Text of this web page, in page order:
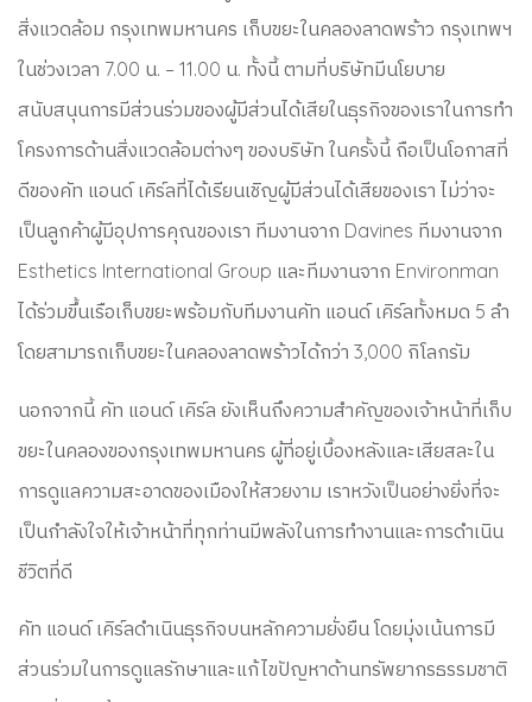
สิ่งแวดล้อม กรุงเทพมหานคร เก็บขยะในคลองลาดพร้าว กรุงเทพฯ
ในช่วงเวลา 7.00 น. – 11.00 น. ทั้งนี้ ตามที่บริษัทมีนโยบาย
สนับสนุนการมีส่วนร่วมของผู้มีส่วนได้เสียในธุรกิจของเราในการทำ
โครงการด้านสิ่งแวดล้อมต่างๆ ของบริษัท ในครั้งนี้ ถือเป็นโอกาสที่
ดีของคัท แอนด์ เคิร์ลที่ได้เรียนเชิญผู้มีส่วนได้เสียของเรา ไม่ว่าจะ
เป็นลูกค้าผู้มีอุปการคุณของเรา ทีมงานจาก Davines ทีมงานจาก
Esthetics International Group และทีมงานจาก Environman
ได้ร่วมขึ้นเรือเก็บขยะพร้อมกับทีมงานคัท แอนด์ เคิร์ลทั้งหมด 5 ลำ
โดยสามารถเก็บขยะในคลองลาดพร้าวได้กว่า 3,000 กิโลกรัม
นอกจากนี้ คัท แอนด์ เคิร์ล ยังเห็นถึงความสำคัญของเจ้าหน้าที่เก็บ
ขยะในคลองของกรุงเทพมหานคร ผู้ที่อยู่เบื้องหลังและเสียสละใน
การดูแลความสะอาดของเมืองให้สวยงาม เราหวังเป็นอย่างยิ่งที่จะ
เป็นกำลังใจให้เจ้าหน้าที่ทุกท่านมีพลังในการทำงานและการดำเนิน
ชีวิตที่ดี
คัท แอนด์ เคิร์ลดำเนินธุรกิจบนหลักความยั่งยืน โดยมุ่งเน้นการมี
ส่วนร่วมในการดูแลรักษาและแก้ไขปัญหาด้านทรัพยากรธรรมชาติ